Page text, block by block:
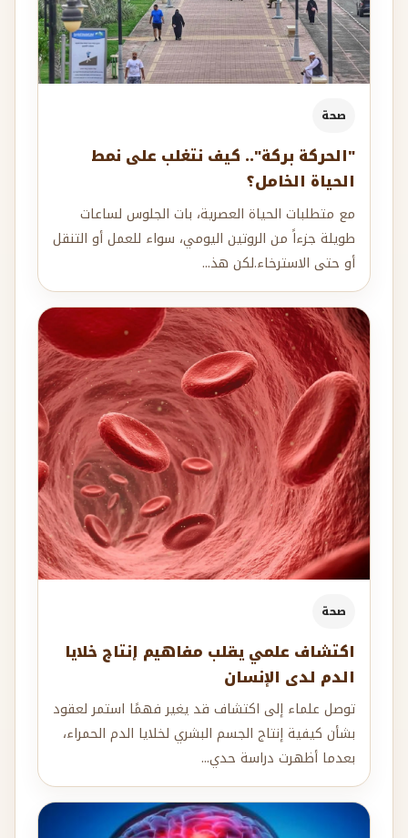
صحة
"الحركة بركة".. كيف نتغلب على نمط
الحياة الخامل؟
مع متطلبات الحياة العصرية، بات الجلوس لساعات
طويلة جزءاً من الروتين اليومي، سواء للعمل أو التنقل
أو حتى الاسترخاء.لكن هذ...
صحة
اكتشاف علمي يقلب مفاهيم إنتاج خلايا
الدم لدى الإنسان
توصل علماء إلى اكتشاف قد يغير فهمًا استمر لعقود
بشأن كيفية إنتاج الجسم البشري لخلايا الدم الحمراء،
بعدما أظهرت دراسة حدي...